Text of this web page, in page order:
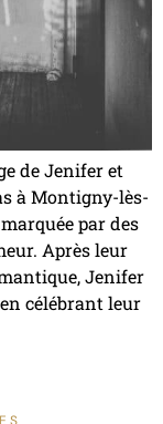
de Jenifer et
à Montigny-lès-
par des
Après leur
Jenifer
célébrant leur